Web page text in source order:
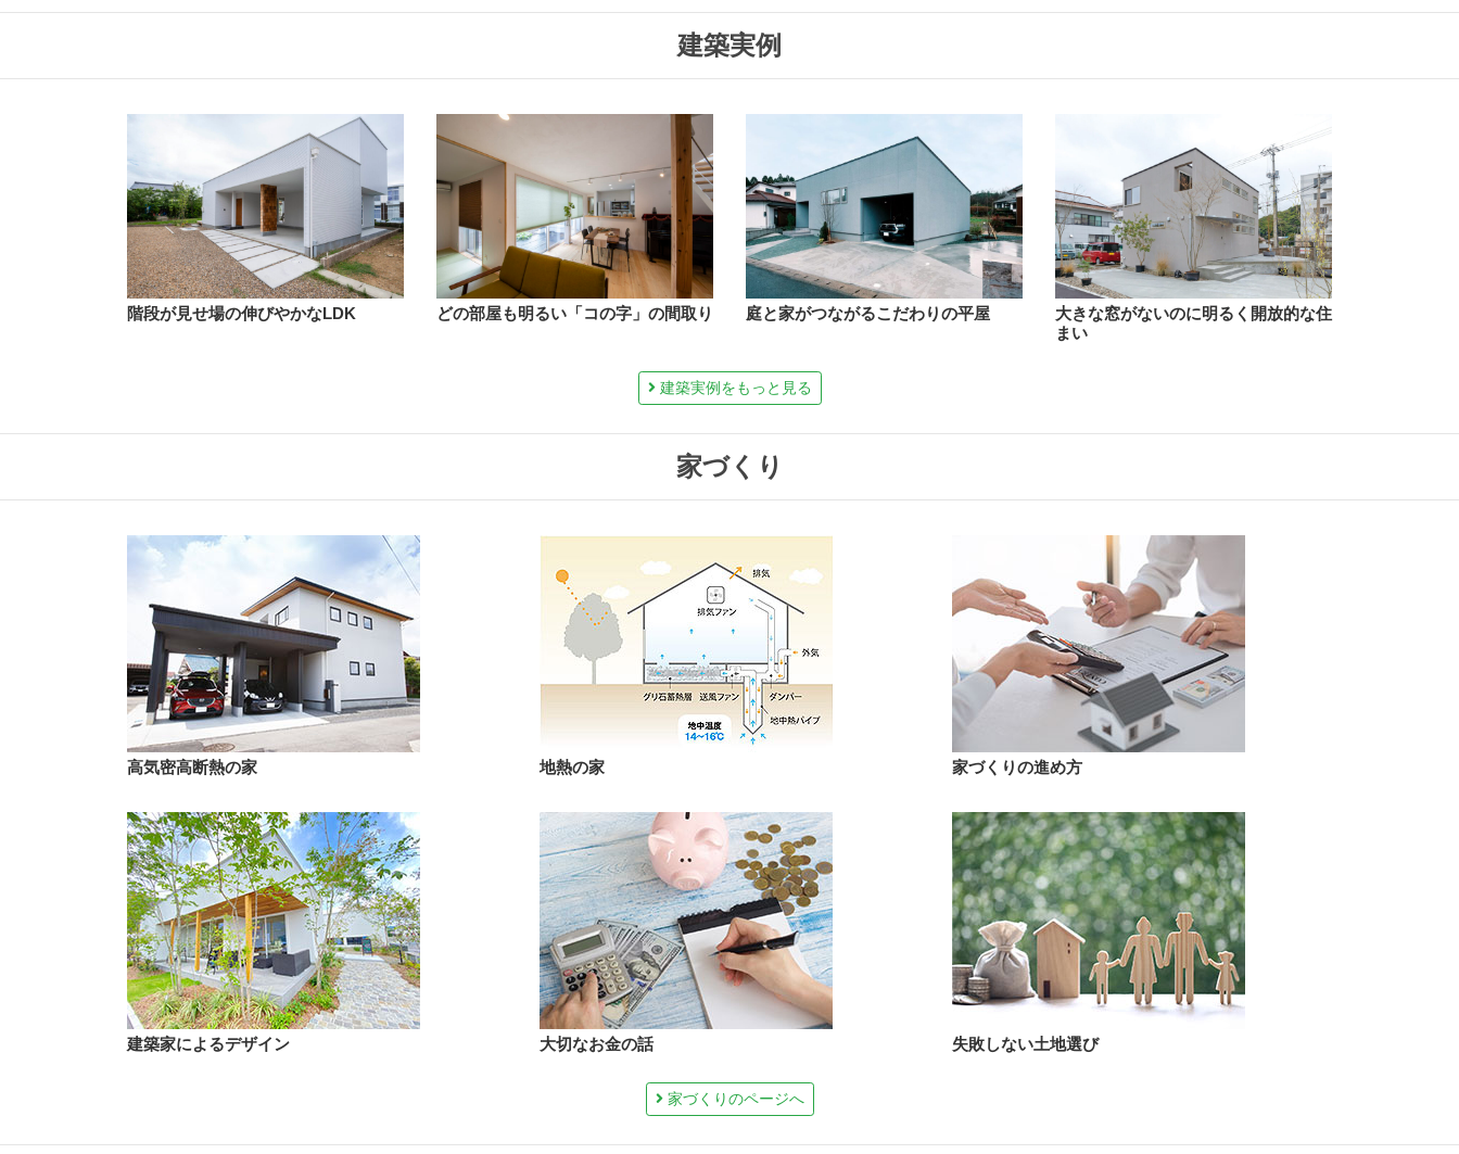
建築実例
階段が見せ場の伸びやかなLDK どの部屋も明るい「コの字」の間取り 庭と家がつながるこだわりの平屋
大きな窓がないのに明るく開放的な住
まい
建築実例をもっと見る
家づくり
高気密高断熱の家 地熱の家 家づくりの進め方
建築家によるデザイン 大切なお金の話 失敗しない土地選び
家づくりのページへ